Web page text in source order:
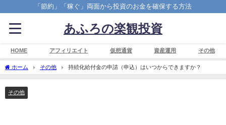
「節約」「稼ぐ」両面から投資のお金を確保する方法
あふろの楽観投資
HOME アフィリエイト 仮想通貨 資産運用 その他
ホーム その他 持続化給付金の申請（申込）はいつからできますか？
その他